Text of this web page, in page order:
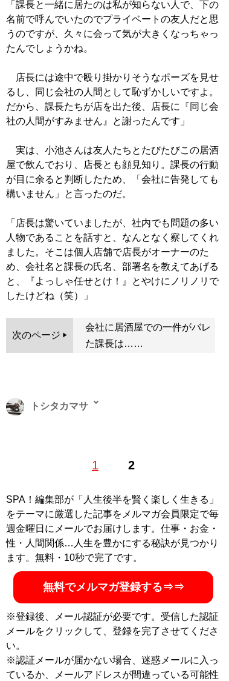
「課長と一緒に居たのは私が知らない人で、下の
名前で呼んでいたのでプライベートの友人だと思
うのですが、久々に会って気が大きくなっちゃっ
たんでしょうかね。
店長には途中で殴り掛かりそうなポーズを見せ
るし、同じ会社の人間として恥ずかしいですよ。
だから、課長たちが店を出た後、店長に『同じ会
社の人間がすみません』と謝ったんです」
実は、小池さんは友人たちとたびたびこの居酒
屋で飲んでおり、店長とも顔見知り。課長の行動
が目に余ると判断したため、「会社に告発しても
構いません」と言ったのだ。
「店長は驚いていましたが、社内でも問題の多い
人物であることを話すと、なんとなく察してくれ
ました。そこは個人店舗で店長がオーナーのた
め、会社名と課長の氏名、部署名を教えてあげる
と、『よっしゃ任せとけ！』とやけにノリノリで
したけどね（笑）」
次のページ
会社に居酒屋での一件がバレ
た課長は……
1 2
トシタカマサ
リーライター。リサーチャーとしても活動しており、大
年前から東京と地方の二拠点生活を満喫中。
記事一覧へ
SPA！編集部が「人生後半を賢く楽しく生きる」
をテーマに厳選した記事をメルマガ会員限定で毎
週金曜日にメールでお届けします。仕事・お金・
性・人間関係…人生を豊かにする秘訣が見つかり
ます。無料・10秒で完了です。
無料でメルマガ登録する⇒⇒
※登録後、メール認証が必要です。受信した認証
メールをクリックして、登録を完了させてくださ
い。
※認証メールが届かない場合、迷惑メールに入っ
ているか、メールアドレスが間違っている可能性